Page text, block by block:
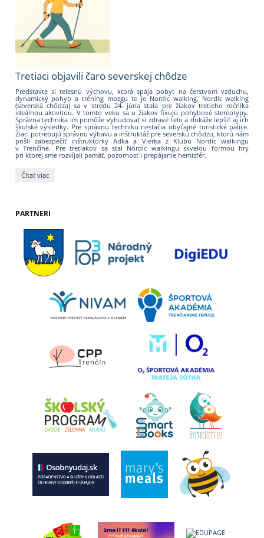
Tretiaci objavili čaro severskej chôdze
Predstavte si telesnú výchovu, ktorá spája pobyt na čerstvom vzduchu,
dynamický pohyb a tréning mozgu to je Nordic walking. Nordic walking
(severská chôdza) sa v stredu 24. júna stala pre žiakov tretieho ročníka
ideálnou aktivitou. V tomto veku sa u žiakov fixujú pohybové stereotypy.
Správna technika im pomôže vybudovať si zdravé telo a dokáže lepšiť aj ich
školské výsledky. Pre správnu techniku nestačia obyčajné turistické palice.
Žiaci potrebujú správnu výbavu a inštruktáž pre severskú chôdzu, ktorú nám
prišli zabezpečiť inštruktorky Aďka a Vierka z Klubu Nordic walkingu
v Trenčíne.
Pre tretiakov sa stal Nordic walkingu skvelou formou hry
pri ktorej sme rozvíjali pamäť, pozornosť i prepájanie hemisfér.
Tretiaci
Čítať viac
PARTNERI